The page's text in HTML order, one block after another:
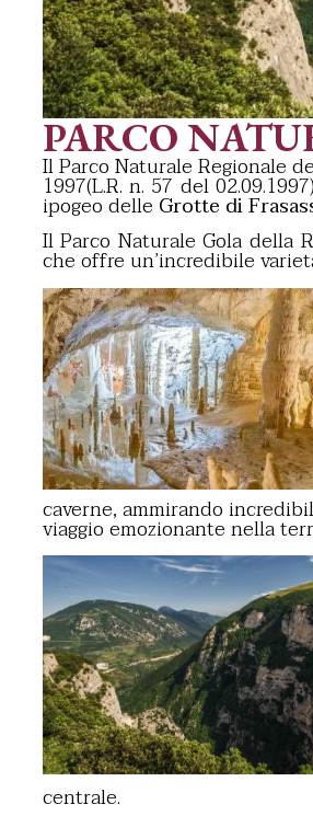
PARCO
Il Parco Naturale Regionale
1997(L.R. n. 57 del
ipogeo delle Grotte di
Il Parco Naturale Gola della
che offre un’incredibile
caverne, ammirando
viaggio emozionante nella
centrale.